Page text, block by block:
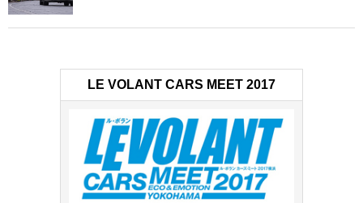
LE VOLANT CARS MEET 2017